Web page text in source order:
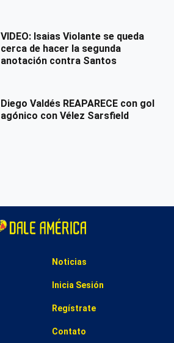
VIDEO: Isaias Violante se queda
cerca de hacer la segunda
anotación contra Santos
Diego Valdés REAPARECE con gol
agónico con Vélez Sarsfield
Noticias
Inicia Sesión
Regístrate
Contato